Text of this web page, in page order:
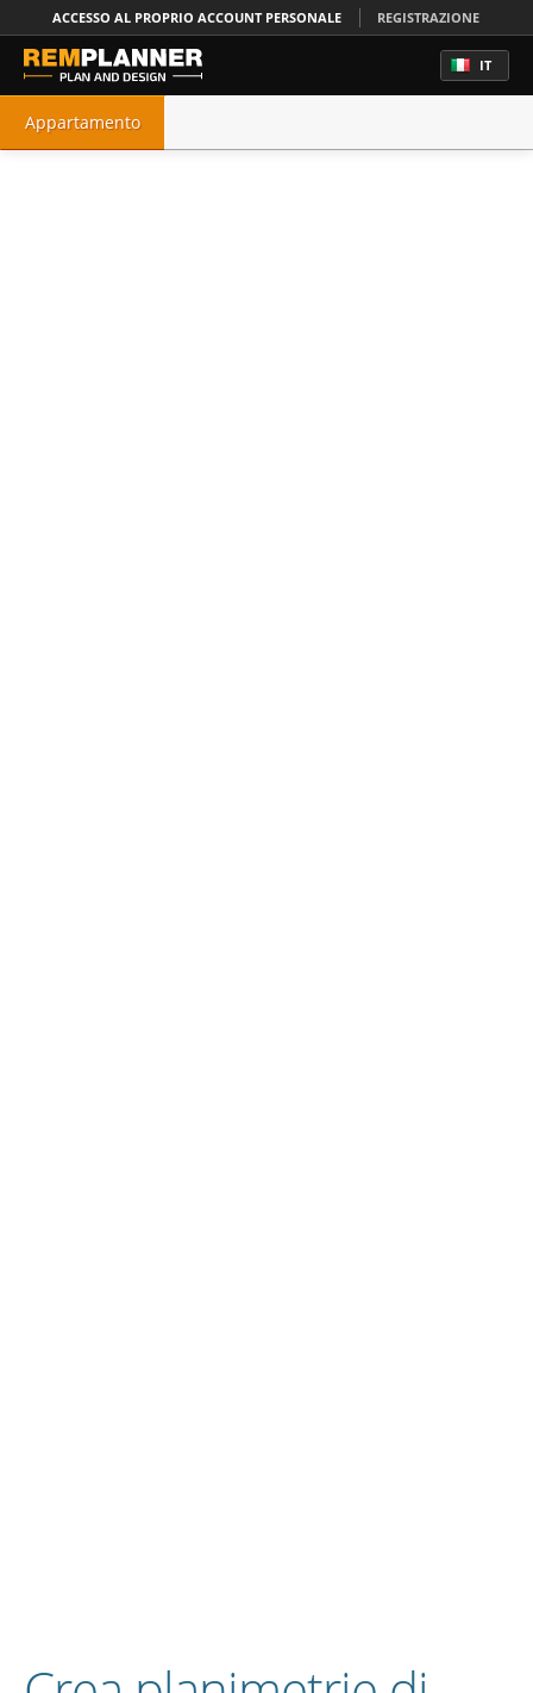
ACCESSO AL PROPRIO ACCOUNT PERSONALE REGISTRAZIONE
IT
Appartamento